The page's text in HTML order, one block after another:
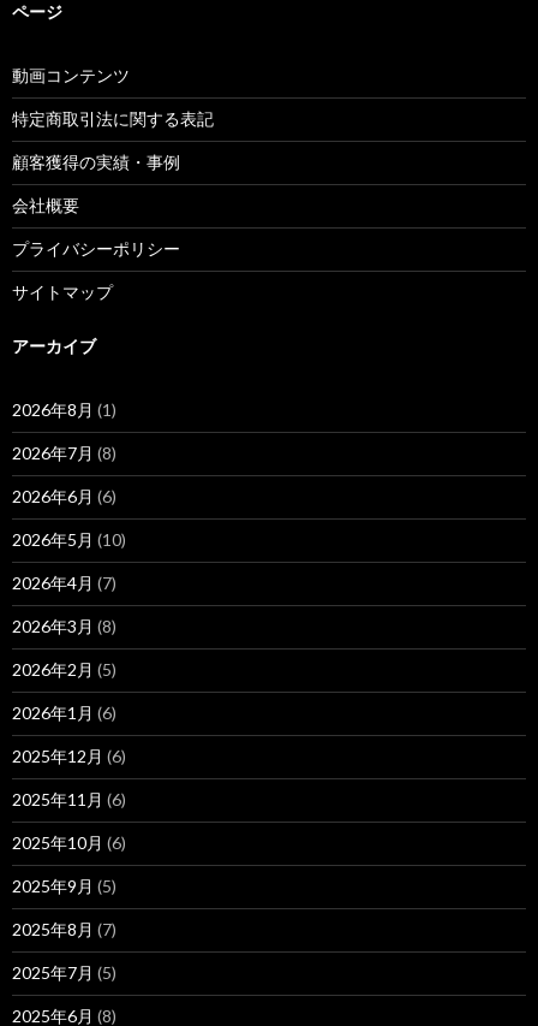
ページ
動画コンテンツ
特定商取引法に関する表記
顧客獲得の実績・事例
会社概要
プライバシーポリシー
サイトマップ
アーカイブ
2026年8月 (1)
2026年7月 (8)
2026年6月 (6)
2026年5月 (10)
2026年4月 (7)
2026年3月 (8)
2026年2月 (5)
2026年1月 (6)
2025年12月 (6)
2025年11月 (6)
2025年10月 (6)
2025年9月 (5)
2025年8月 (7)
2025年7月 (5)
2025年6月 (8)